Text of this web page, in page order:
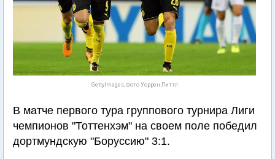
GettyImages, Фото Уоррен Литтл
В матче первого тура группового турнира Лиги
чемпионов "Тоттенхэм" на своем поле победил
дортмундскую "Боруссию" 3:1.